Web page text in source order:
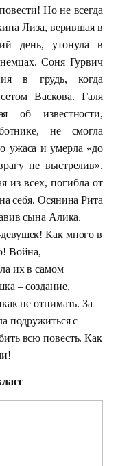
Но не всегда
Лиза, верившая в
день, утонула в
немцах. Соня Гурвич
в грудь, когда
Васкова. Галя
об известности,
не смогла
ужаса и умерла «до
не выстрелив».
из всех, погибла от
себя. Осянина Рита
сына Алика.
Как много в
Война,
их в самом
– создание,
не отнимать. За
подружиться с
всю повесть. Как